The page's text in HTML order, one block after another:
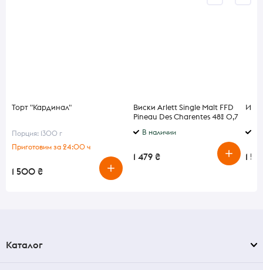
Торт "Кардинал"
Порция: 1300 г
Приготовим за 24:00 ч
1 500 ₴
Виски Arlett Single Malt FFD
Pineau Des Charentes 48% 0,7
В наличии
1 479 ₴ 1
Каталог